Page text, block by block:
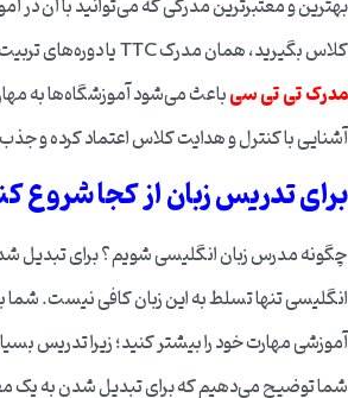
کلاس بگیرید، همان مدرک TTC یا دوره‌های تربیت مدرس است.
مدرک تی‌ تی‌ سیباعث می‌شود آموزشگاه‌ها به
آشنایی با کنترل و هدایت کلاس اعتماد کرده و
برای تدریس زبان از کجا شروع
چگونه مدرس زبان انگلیسی شویم؟ برای تبدیل
انگلیسی تنها تسلط به این زبان کافی نیست. شما
آموزشی مهارت خود را بیشتر کنید؛ زیرا تدریس
شما توضیح می‌دهیم که برای تبدیل شدن به یک